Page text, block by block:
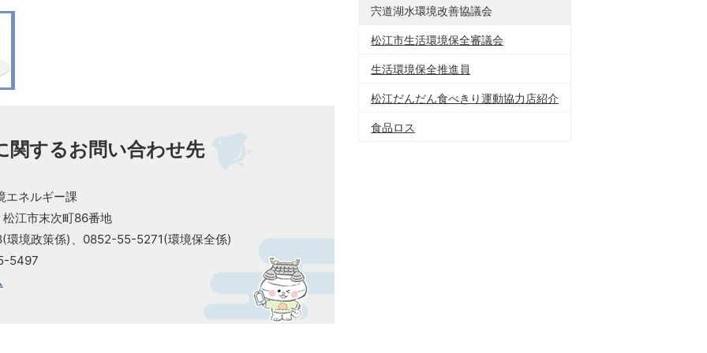
関するお問い合わせ先
エネルギー課
江市末次町86番地
境政策係)、0852-55-5271(環境保全係)
5497
宍道湖水環境改善協議会
松江市生活環境保全審議会
生活環境保全推進員
松江だんだん食べきり運動協力店紹介
食品ロス